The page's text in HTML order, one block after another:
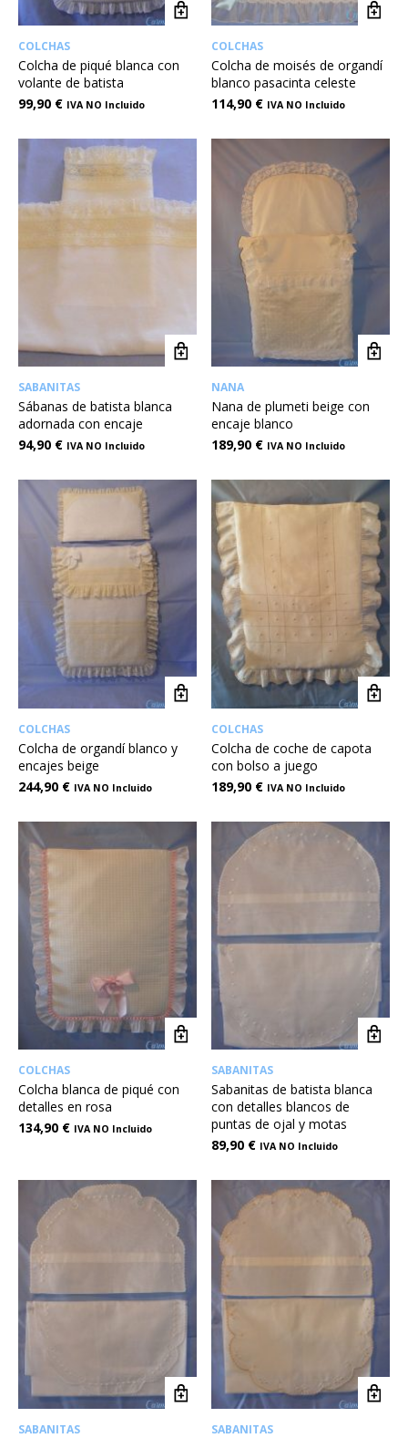
COLCHAS
Colcha de piqué blanca con
volante de batista
99,90 € IVA NO Incluido
COLCHAS
Colcha de moisés de organdí
blanco pasacinta celeste
114,90 € IVA NO Incluido
SABANITAS
Sábanas de batista blanca
adornada con encaje
94,90 € IVA NO Incluido
NANA
Nana de plumeti beige con
encaje blanco
189,90 € IVA NO Incluido
COLCHAS
Colcha de organdí blanco y
encajes beige
244,90 € IVA NO Incluido
COLCHAS
Colcha de coche de capota
con bolso a juego
189,90 € IVA NO Incluido
COLCHAS
Colcha blanca de piqué con
detalles en rosa
134,90 € IVA NO Incluido
SABANITAS
Sabanitas de batista blanca
con detalles blancos de
puntas de ojal y motas
89,90 € IVA NO Incluido
SABANITAS SABANITAS